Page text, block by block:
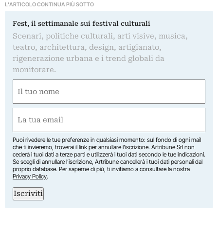
L'ARTICOLO CONTINUA PIÙ SOTTO
Fest, il settimanale sui festival culturali
Scenari, politiche culturali, arti visive, musica,
teatro, architettura, design, artigianato,
rigenerazione urbana e i trend globali da
monitorare.
(Obbligatorio)
Nome
(Obbligatorio)
Puoi rivedere le tue preferenze in qualsiasi momento: sul fondo di ogni mail
che ti invieremo, troverai il link per annullare l’iscrizione. Artribune Srl non
cederà i tuoi dati a terze parti e utilizzerà i tuoi dati secondo le tue indicazioni.
Se scegli di annullare l’iscrizione, Artribune cancellerà i tuoi dati personali dal
proprio database. Per saperne di più, ti invitiamo a consultare la nostra
Privacy Policy.
Iscriviti